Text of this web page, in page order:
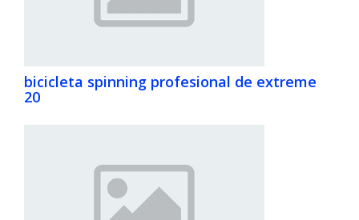
bicicleta spinning profesional de extreme
20